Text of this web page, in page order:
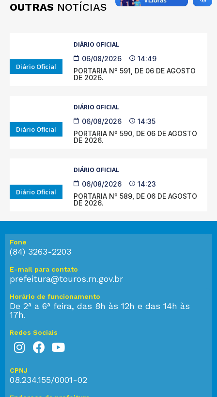
OUTRAS NOTÍCIAS
Diário Oficial
DIÁRIO OFICIAL
06/08/2026
14:49
PORTARIA Nº 591, DE 06 DE AGOSTO
DE 2026.
Diário Oficial
DIÁRIO OFICIAL
06/08/2026
14:35
PORTARIA Nº 590, DE 06 DE AGOSTO
DE 2026.
Diário Oficial
DIÁRIO OFICIAL
06/08/2026
14:23
PORTARIA Nº 589, DE 06 DE AGOSTO
DE 2026.
Fone
(84) 3263-2203
E-mail para contato
prefeitura@touros.rn.gov.br
Horário de funcionamento
De 2ª a 6ª feira, das 8h às 12h e das 14h às
17h.
Redes Sociais
CPNJ
08.234.155/0001-02